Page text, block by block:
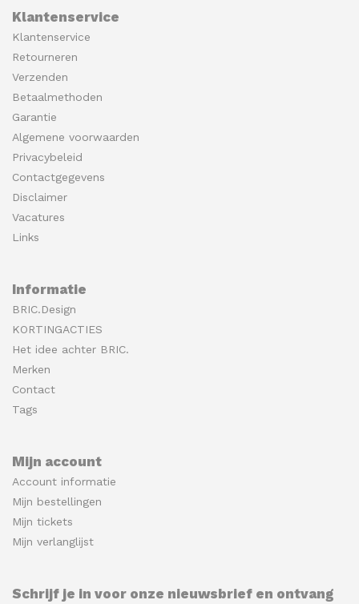
Klantenservice
Klantenservice
Retourneren
Verzenden
Betaalmethoden
Garantie
Algemene voorwaarden
Privacybeleid
Contactgegevens
Disclaimer
Vacatures
Links
Informatie
BRIC.Design
KORTINGACTIES
Het idee achter BRIC.
Merken
Contact
Tags
Mijn account
Account informatie
Mijn bestellingen
Mijn tickets
Mijn verlanglijst
Schrijf je in voor onze nieuwsbrief en ontvang